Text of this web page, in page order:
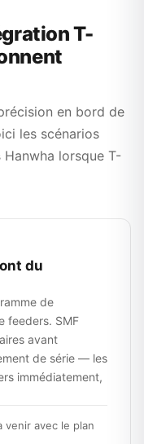
T-
en bord de
les scénarios
lorsque T-
du
de
feeders. SMF
avant
de série — les
immédiatement,
venir avec le plan